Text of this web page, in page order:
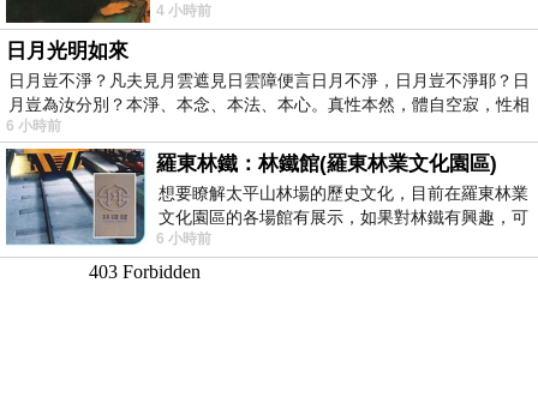
從中可以發掘出不同的
4 小時前
日月光明如來
日月豈不淨？凡夫見月雲遮見日雲障便言日月不淨，日月豈不淨耶？日
月豈為汝分別？本淨、本念、本法、本心。真性本然，體自空寂，性相
6 小時前
羅東林鐵：林鐵館(羅東林業文化園區)
想要瞭解太平山林場的歷史文化，目前在羅東林業
文化園區的各場館有展示，如果對林鐵有興趣，可
以到林鐵館。 這裡展示從山下
6 小時前